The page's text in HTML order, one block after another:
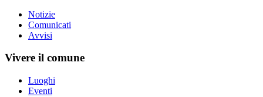
Notizie
Comunicati
Avvisi
Vivere il comune
Luoghi
Eventi